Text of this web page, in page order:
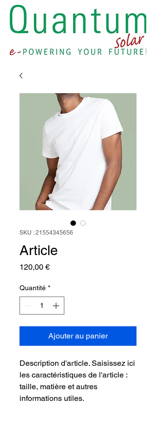
SKU : 21554345656
Article
120,00 €Prix
Quantité *
Ajouter au panier
Description d'article. Saisissez ici
les caractéristiques de l'article :
taille, matière et autres
informations utiles.